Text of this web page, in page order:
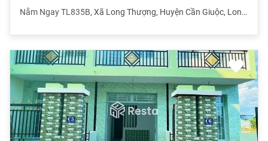
Nằm Ngay TL835B, Xã Long Thượng, Huyện Cần Giuộc, Long An